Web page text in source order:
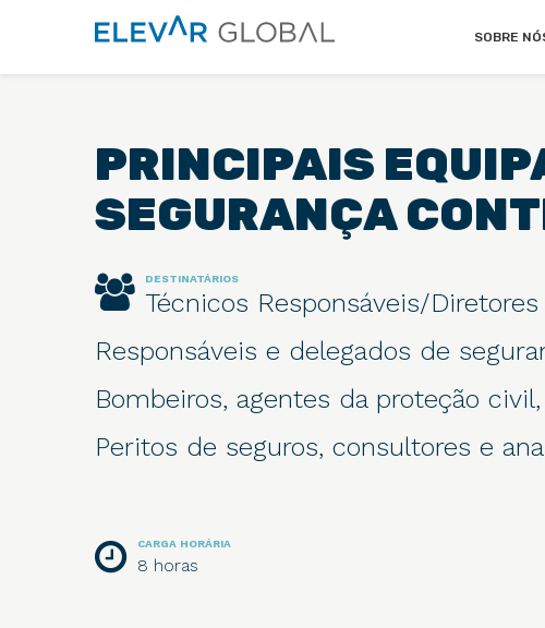
Elevar
Global
SOBRE
PRINCIPAIS
SEGURANÇA
DESTINATÁRIOS
Técnicos Responsáveis/
Responsáveis e delegados de
Bombeiros, agentes da proteção
Peritos de seguros, consultores e
CARGA HORÁRIA
8 horas